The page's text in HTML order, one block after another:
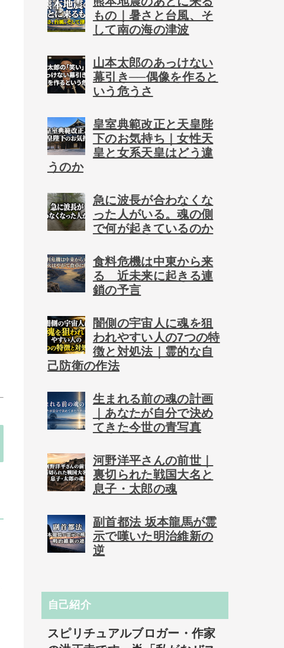
もの｜暑さと台風、そ
して南の海の津波
山本太郎のあっけない
幕引き──偶像を作ると
いう危うさ
皇室典範改正と天皇陛
下のお気持ち｜女性天
皇と女系天皇はどう違
うのか
急に波長が合わなくな
った人がいる。魂の側
で何が起きているのか
食料危機は中東から来
る 近未来に起きる連
鎖の予言
闇側の宇宙人に魂を狙
われやすい人の7つの特
徴と対処法｜霊的な自
己防衛の作法
生まれる前の魂の計画
｜あなたが自分で決め
てきた今世の青写真
河野洋平さんの前世｜
裏切られた戦国大名と
息子・太郎の魂
副首都法 坂本龍馬が霊
示で嘆いた明治維新の
逆
自己紹介
スピリチュアルブロガー・作家